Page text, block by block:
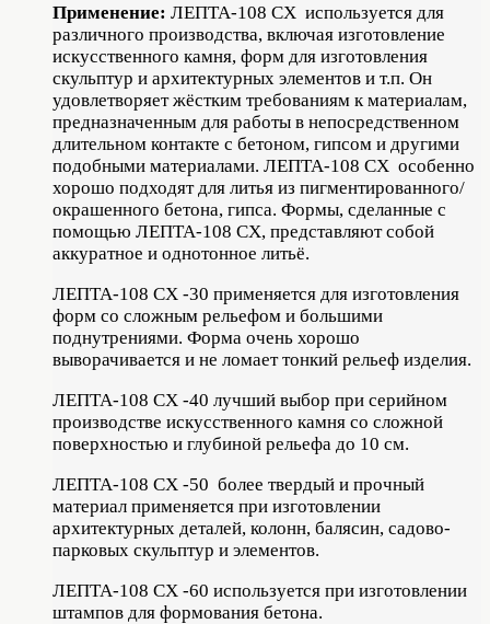
Применение: ЛЕПТА-108 СХ используется для
различного производства, включая изготовление
искусственного камня, форм для изготовления
скульптур и архитектурных элементов и т.п. Он
удовлетворяет жёстким требованиям к материалам,
предназначенным для работы в непосредственном
длительном контакте с бетоном, гипсом и другими
подобными материалами. ЛЕПТА-108 СХ особенно
хорошо подходят для литья из пигментированного/
окрашенного бетона, гипса. Формы, сделанные с
помощью ЛЕПТА-108 СХ, представляют собой
аккуратное и однотонное литьё.
ЛЕПТА-108 СХ -30 применяется для изготовления
форм со сложным рельефом и большими
поднутрениями. Форма очень хорошо
выворачивается и не ломает тонкий рельеф изделия.
ЛЕПТА-108 СХ -40 лучший выбор при серийном
производстве искусственного камня со сложной
поверхностью и глубиной рельефа до 10 см.
ЛЕПТА-108 СХ -50 более твердый и прочный
материал применяется при изготовлении
архитектурных деталей, колонн, балясин, садово-
парковых скульптур и элементов.
ЛЕПТА-108 СХ -60 используется при изготовлении
штампов для формования бетона.